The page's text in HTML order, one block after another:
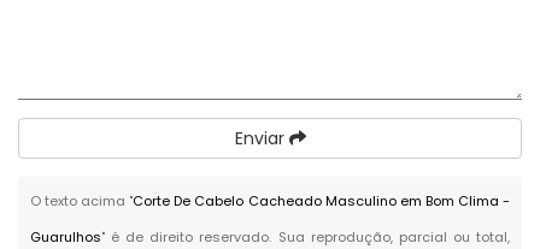
Enviar
O texto acima "Corte De Cabelo Cacheado Masculino em Bom Clima -
Guarulhos" é de direito reservado. Sua reprodução, parcial ou total,